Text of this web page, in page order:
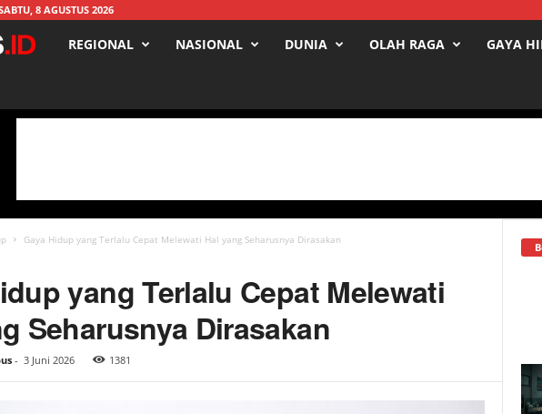
8 AGUSTUS 2026
s
REGIONAL NASIONAL DUNIA OLAH RAGA GAYA
Gaya Hidup yang Terlalu Cepat Melewati Hal yang Seharusnya Dirasakan
yang Terlalu Cepat Melewati
Seharusnya Dirasakan
- 3 Juni 2026 1381